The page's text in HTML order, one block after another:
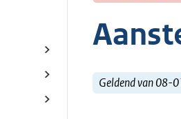
Geldend van